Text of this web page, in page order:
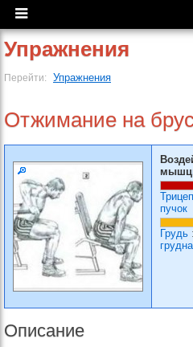
Упражнения
Перейти: Упражнения
Отжимание на
пучок
Грудь :
Описание